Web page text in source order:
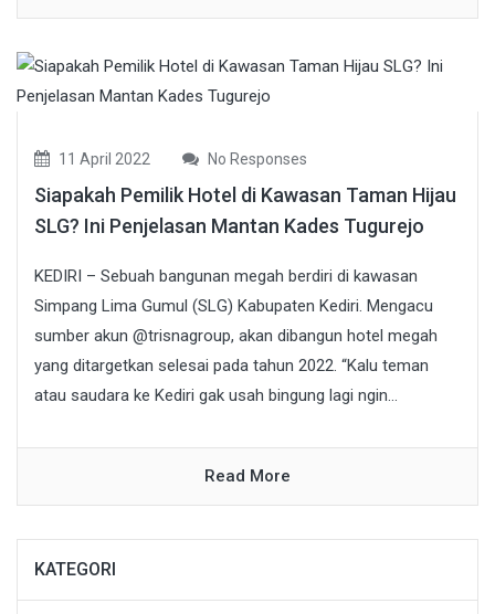
11 April 2022 No Responses
Siapakah Pemilik Hotel di Kawasan Taman Hijau
SLG? Ini Penjelasan Mantan Kades Tugurejo
KEDIRI – Sebuah bangunan megah berdiri di kawasan
Simpang Lima Gumul (SLG) Kabupaten Kediri. Mengacu
sumber akun @trisnagroup, akan dibangun hotel megah
yang ditargetkan selesai pada tahun 2022. “Kalu teman
atau saudara ke Kediri gak usah bingung lagi ngin...
Read More
KATEGORI